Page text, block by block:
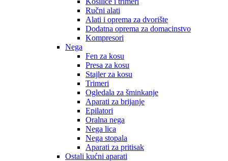
Ručni alati
Alati i oprema za dvorište
Dodatna oprema za domacinstvo
Kompresori
Nega
Fen za kosu
Presa za kosu
Stajler za kosu
Trimeri
Ogledala za šminkanje
Aparati za brijanje
Epilatori
Oralna nega
Nega lica
Nega stopala
Aparati za pritisak
Ostali kućni aparati